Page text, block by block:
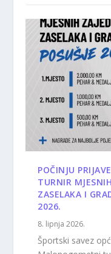
POČINJU
TURNIR
ZASELAKA I
2026.
8. lipnja 2026.
Športski savez